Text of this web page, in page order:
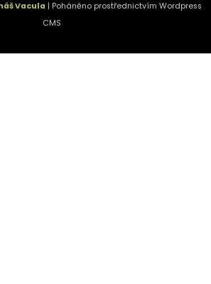
Vacula | Poháněno prostřednictvím Wordpress
CMS